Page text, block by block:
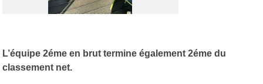
L’équipe 2éme en brut termine également 2éme du
classement net.